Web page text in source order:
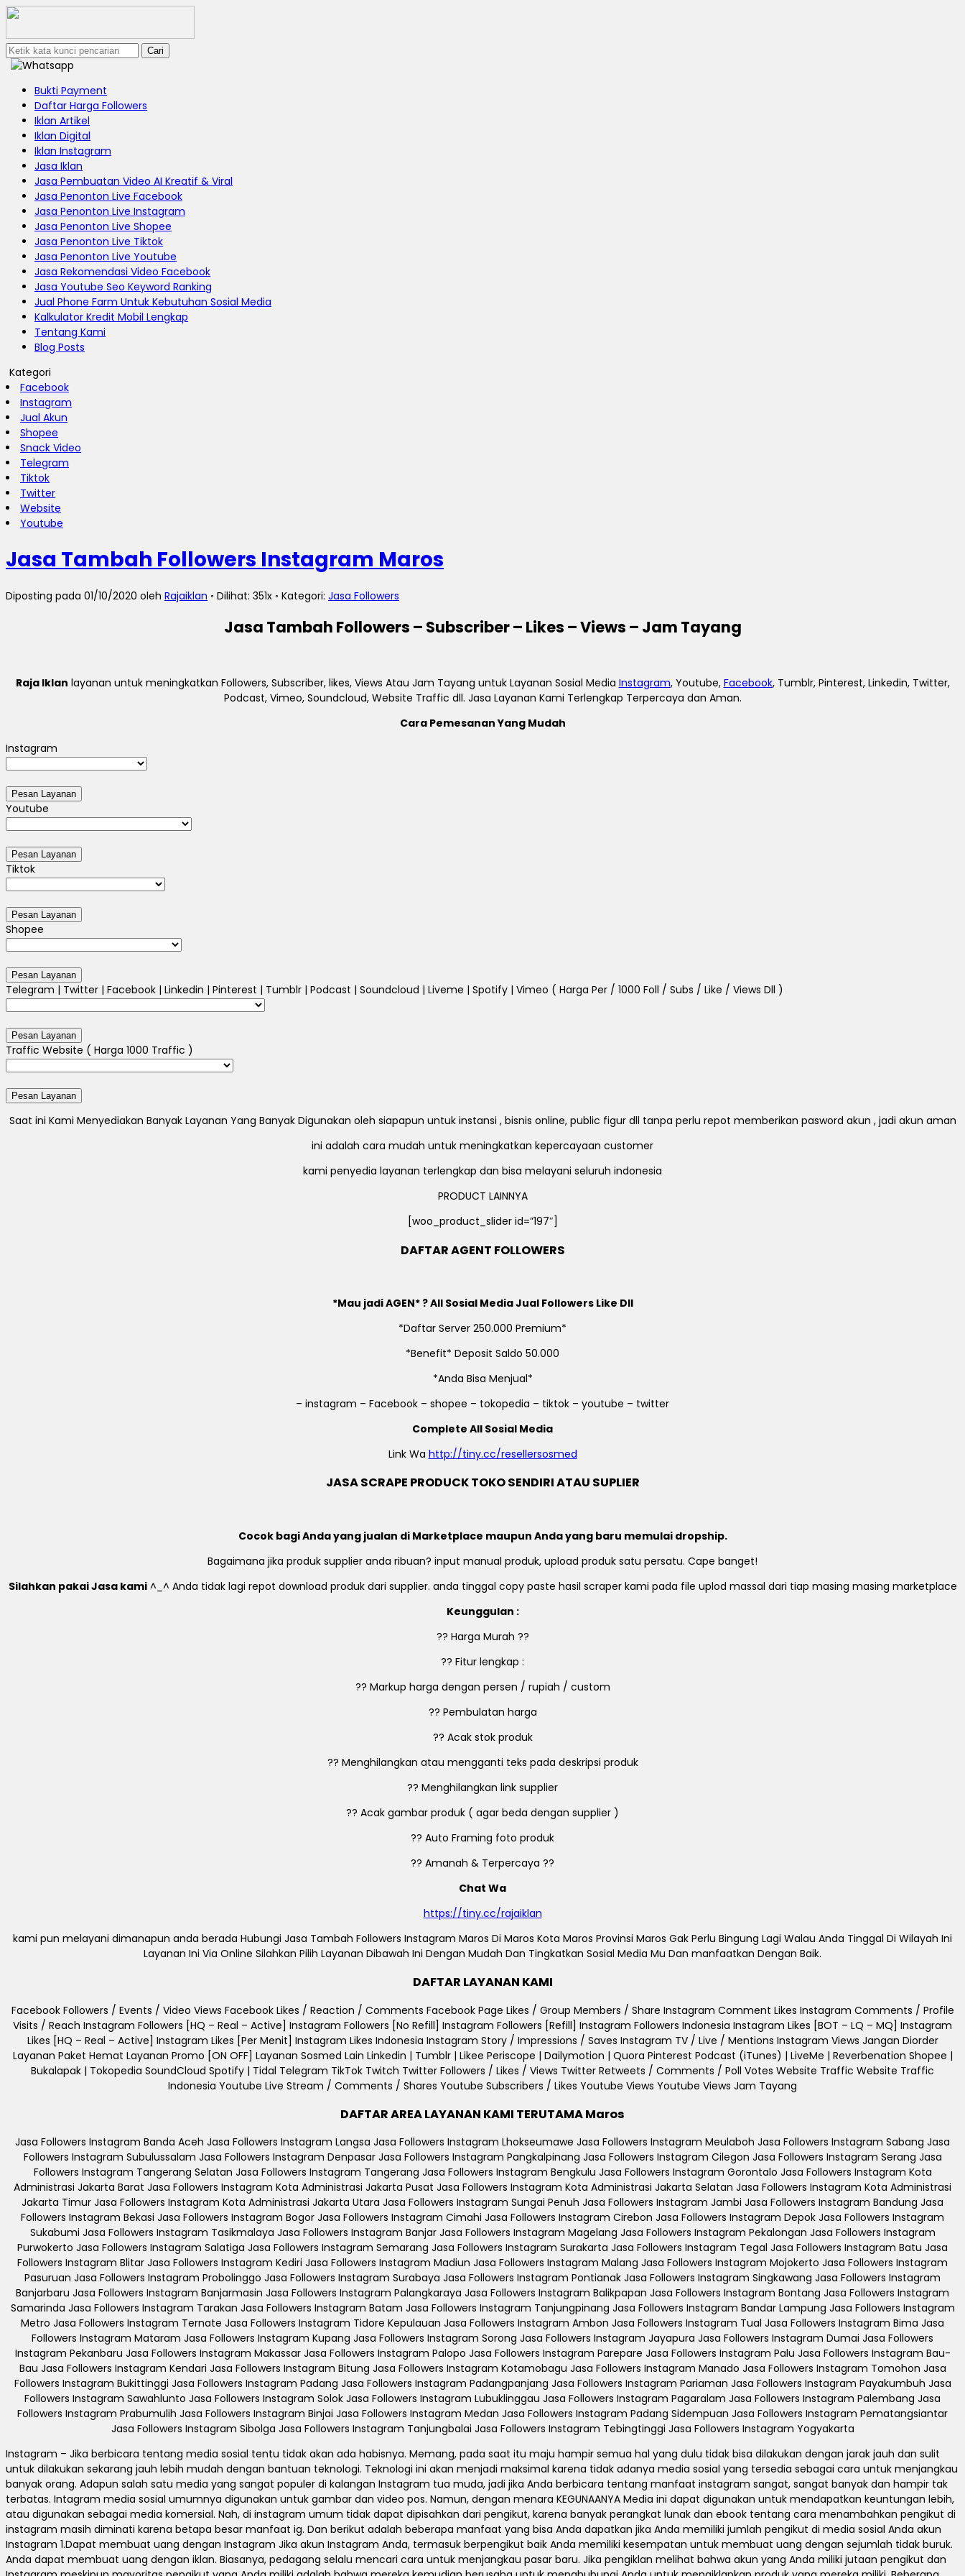
Cari
Bukti Payment
Daftar Harga Followers
Iklan Artikel
Iklan Digital
Iklan Instagram
Jasa Iklan
Jasa Pembuatan Video AI Kreatif & Viral
Jasa Penonton Live Facebook
Jasa Penonton Live Instagram
Jasa Penonton Live Shopee
Jasa Penonton Live Tiktok
Jasa Penonton Live Youtube
Jasa Rekomendasi Video Facebook
Jasa Youtube Seo Keyword Ranking
Jual Phone Farm Untuk Kebutuhan Sosial Media
Kalkulator Kredit Mobil Lengkap
Tentang Kami
Blog Posts
Kategori
Facebook
Instagram
Jual Akun
Shopee
Snack Video
Telegram
Tiktok
Twitter
Website
Youtube
Jasa Tambah Followers Instagram Maros
Diposting pada 01/10/2020 oleh Rajaiklan ◦ Dilihat: 351x ◦ Kategori: Jasa Followers
Jasa Tambah Followers – Subscriber – Likes – Views – Jam Tayang
Raja Iklan layanan untuk meningkatkan Followers, Subscriber, likes, Views Atau Jam Tayang untuk Layanan Sosial Media Instagram, Youtube, Facebook, Tumblr, Pinterest, Linkedin, Twitter,
Podcast, Vimeo, Soundcloud, Website Traffic dll. Jasa Layanan Kami Terlengkap Terpercaya dan Aman.
Cara Pemesanan Yang Mudah
Instagram
Youtube
Tiktok
Shopee
Telegram | Twitter | Facebook | Linkedin | Pinterest | Tumblr | Podcast | Soundcloud | Liveme | Spotify | Vimeo ( Harga Per / 1000 Foll / Subs / Like / Views Dll )
Traffic Website ( Harga 1000 Traffic )
Saat ini Kami Menyediakan Banyak Layanan Yang Banyak Digunakan oleh siapapun untuk instansi , bisnis online, public figur dll tanpa perlu repot memberikan pasword akun , jadi akun aman
ini adalah cara mudah untuk meningkatkan kepercayaan customer
kami penyedia layanan terlengkap dan bisa melayani seluruh indonesia
PRODUCT LAINNYA
[woo_product_slider id=”197″]
DAFTAR AGENT FOLLOWERS
*Mau jadi AGEN* ? All Sosial Media Jual Followers Like Dll
*Daftar Server 250.000 Premium*
*Benefit* Deposit Saldo 50.000
*Anda Bisa Menjual*
– instagram – Facebook – shopee – tokopedia – tiktok – youtube – twitter
Complete All Sosial Media
Link Wa http://tiny.cc/resellersosmed
JASA SCRAPE PRODUCK TOKO SENDIRI ATAU SUPLIER
Cocok bagi Anda yang jualan di Marketplace maupun Anda yang baru memulai dropship.
Bagaimana jika produk supplier anda ribuan? input manual produk, upload produk satu persatu. Cape banget!
Silahkan pakai Jasa kami^_^ Anda tidak lagi repot download produk dari supplier. anda tinggal copy paste hasil scraper kami pada file uplod massal dari tiap masing masing marketplace
Keunggulan :
?? Harga Murah ??
?? Fitur lengkap :
?? Markup harga dengan persen / rupiah / custom
?? Pembulatan harga
?? Acak stok produk
?? Menghilangkan atau mengganti teks pada deskripsi produk
?? Menghilangkan link supplier
?? Acak gambar produk ( agar beda dengan supplier )
?? Auto Framing foto produk
?? Amanah & Terpercaya ??
Chat Wa
https://tiny.cc/rajaiklan
kami pun melayani dimanapun anda berada Hubungi Jasa Tambah Followers Instagram Maros Di Maros Kota Maros Provinsi Maros Gak Perlu Bingung Lagi Walau Anda Tinggal Di Wilayah Ini
Layanan Ini Via Online Silahkan Pilih Layanan Dibawah Ini Dengan Mudah Dan Tingkatkan Sosial Media Mu Dan manfaatkan Dengan Baik.
DAFTAR LAYANAN KAMI
Facebook Followers / Events / Video Views Facebook Likes / Reaction / Comments Facebook Page Likes / Group Members / Share Instagram Comment Likes Instagram Comments / Profile
Visits / Reach Instagram Followers [HQ – Real – Active] Instagram Followers [No Refill] Instagram Followers [Refill] Instagram Followers Indonesia Instagram Likes [BOT – LQ – MQ] Instagram
Likes [HQ – Real – Active] Instagram Likes [Per Menit] Instagram Likes Indonesia Instagram Story / Impressions / Saves Instagram TV / Live / Mentions Instagram Views Jangan Diorder
Layanan Paket Hemat Layanan Promo [ON OFF] Layanan Sosmed Lain Linkedin | Tumblr | Likee Periscope | Dailymotion | Quora Pinterest Podcast (iTunes) | LiveMe | Reverbenation Shopee |
Bukalapak | Tokopedia SoundCloud Spotify | Tidal Telegram TikTok Twitch Twitter Followers / Likes / Views Twitter Retweets / Comments / Poll Votes Website Traffic Website Traffic
Indonesia Youtube Live Stream / Comments / Shares Youtube Subscribers / Likes Youtube Views Youtube Views Jam Tayang
DAFTAR AREA LAYANAN KAMI TERUTAMA Maros
Jasa Followers Instagram Banda Aceh Jasa Followers Instagram Langsa Jasa Followers Instagram Lhokseumawe Jasa Followers Instagram Meulaboh Jasa Followers Instagram Sabang Jasa
Followers Instagram Subulussalam Jasa Followers Instagram Denpasar Jasa Followers Instagram Pangkalpinang Jasa Followers Instagram Cilegon Jasa Followers Instagram Serang Jasa
Followers Instagram Tangerang Selatan Jasa Followers Instagram Tangerang Jasa Followers Instagram Bengkulu Jasa Followers Instagram Gorontalo Jasa Followers Instagram Kota
Administrasi Jakarta Barat Jasa Followers Instagram Kota Administrasi Jakarta Pusat Jasa Followers Instagram Kota Administrasi Jakarta Selatan Jasa Followers Instagram Kota Administrasi
Jakarta Timur Jasa Followers Instagram Kota Administrasi Jakarta Utara Jasa Followers Instagram Sungai Penuh Jasa Followers Instagram Jambi Jasa Followers Instagram Bandung Jasa
Followers Instagram Bekasi Jasa Followers Instagram Bogor Jasa Followers Instagram Cimahi Jasa Followers Instagram Cirebon Jasa Followers Instagram Depok Jasa Followers Instagram
Sukabumi Jasa Followers Instagram Tasikmalaya Jasa Followers Instagram Banjar Jasa Followers Instagram Magelang Jasa Followers Instagram Pekalongan Jasa Followers Instagram
Purwokerto Jasa Followers Instagram Salatiga Jasa Followers Instagram Semarang Jasa Followers Instagram Surakarta Jasa Followers Instagram Tegal Jasa Followers Instagram Batu Jasa
Followers Instagram Blitar Jasa Followers Instagram Kediri Jasa Followers Instagram Madiun Jasa Followers Instagram Malang Jasa Followers Instagram Mojokerto Jasa Followers Instagram
Pasuruan Jasa Followers Instagram Probolinggo Jasa Followers Instagram Surabaya Jasa Followers Instagram Pontianak Jasa Followers Instagram Singkawang Jasa Followers Instagram
Banjarbaru Jasa Followers Instagram Banjarmasin Jasa Followers Instagram Palangkaraya Jasa Followers Instagram Balikpapan Jasa Followers Instagram Bontang Jasa Followers Instagram
Samarinda Jasa Followers Instagram Tarakan Jasa Followers Instagram Batam Jasa Followers Instagram Tanjungpinang Jasa Followers Instagram Bandar Lampung Jasa Followers Instagram
Metro Jasa Followers Instagram Ternate Jasa Followers Instagram Tidore Kepulauan Jasa Followers Instagram Ambon Jasa Followers Instagram Tual Jasa Followers Instagram Bima Jasa
Followers Instagram Mataram Jasa Followers Instagram Kupang Jasa Followers Instagram Sorong Jasa Followers Instagram Jayapura Jasa Followers Instagram Dumai Jasa Followers
Instagram Pekanbaru Jasa Followers Instagram Makassar Jasa Followers Instagram Palopo Jasa Followers Instagram Parepare Jasa Followers Instagram Palu Jasa Followers Instagram Bau-
Bau Jasa Followers Instagram Kendari Jasa Followers Instagram Bitung Jasa Followers Instagram Kotamobagu Jasa Followers Instagram Manado Jasa Followers Instagram Tomohon Jasa
Followers Instagram Bukittinggi Jasa Followers Instagram Padang Jasa Followers Instagram Padangpanjang Jasa Followers Instagram Pariaman Jasa Followers Instagram Payakumbuh Jasa
Followers Instagram Sawahlunto Jasa Followers Instagram Solok Jasa Followers Instagram Lubuklinggau Jasa Followers Instagram Pagaralam Jasa Followers Instagram Palembang Jasa
Followers Instagram Prabumulih Jasa Followers Instagram Binjai Jasa Followers Instagram Medan Jasa Followers Instagram Padang Sidempuan Jasa Followers Instagram Pematangsiantar
Jasa Followers Instagram Sibolga Jasa Followers Instagram Tanjungbalai Jasa Followers Instagram Tebingtinggi Jasa Followers Instagram Yogyakarta
Instagram – Jika berbicara tentang media sosial tentu tidak akan ada habisnya. Memang, pada saat itu maju hampir semua hal yang dulu tidak bisa dilakukan dengan jarak jauh dan sulit
untuk dilakukan sekarang jauh lebih mudah dengan bantuan teknologi. Teknologi ini akan menjadi maksimal karena tidak adanya media sosial yang tersedia sebagai cara untuk menjangkau
banyak orang. Adapun salah satu media yang sangat populer di kalangan Instagram tua muda, jadi jika Anda berbicara tentang manfaat instagram sangat, sangat banyak dan hampir tak
terbatas. Intagram media sosial umumnya digunakan untuk gambar dan video pos. Namun, dengan menara KEGUNAANYA Media ini dapat digunakan untuk mendapatkan keuntungan lebih,
atau digunakan sebagai media komersial. Nah, di instagram umum tidak dapat dipisahkan dari pengikut, karena banyak perangkat lunak dan ebook tentang cara menambahkan pengikut di
instagram masih diminati karena betapa besar manfaat ig. Dan berikut adalah beberapa manfaat yang bisa Anda dapatkan jika Anda memiliki jumlah pengikut di media sosial Anda akun
Instagram 1.Dapat membuat uang dengan Instagram Jika akun Instagram Anda, termasuk berpengikut baik Anda memiliki kesempatan untuk membuat uang dengan sejumlah tidak buruk.
Anda dapat membuat uang dengan iklan. Biasanya, pedagang selalu mencari cara untuk menjangkau pasar baru. Jika pengiklan melihat bahwa akun yang Anda miliki jutaan pengikut dan